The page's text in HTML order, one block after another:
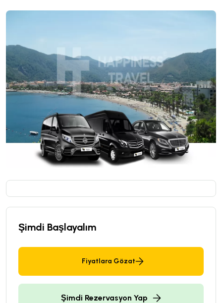
Şimdi Başlayalım
Fiyatlara Gözat
Şimdi Rezervasyon Yap